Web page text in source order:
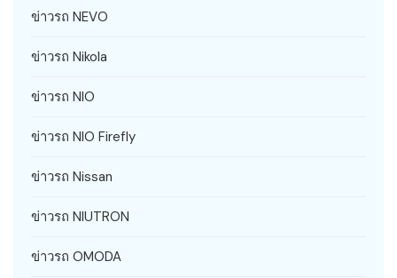
ข่าวรถ NEVO
ข่าวรถ Nikola
ข่าวรถ NIO
ข่าวรถ NIO Firefly
ข่าวรถ Nissan
ข่าวรถ NIUTRON
ข่าวรถ OMODA